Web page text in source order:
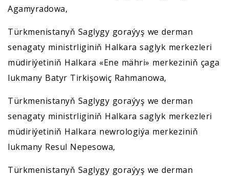
Agamyradowa,
Türkmenistanyň Saglygy goraýyş we derman
senagaty ministrliginiň Halkara saglyk merkezleri
müdiriýetiniň Halkara «Ene mähri» merkeziniň çaga
lukmany Batyr Tirkişowiç Rahmanowa,
Türkmenistanyň Saglygy goraýyş we derman
senagaty ministrliginiň Halkara saglyk merkezleri
müdiriýetiniň Halkara newrologiýa merkeziniň
lukmany Resul Nepesowa,
Türkmenistanyň Saglygy goraýyş we derman